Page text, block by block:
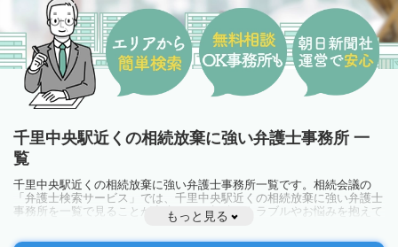
千里中央駅近くの相続放棄に強い弁護士事務所 一
覧
千里中央駅近くの相続放棄に強い弁護士事務所一覧です。相続会議の
「弁護士検索サービス」では、千里中央駅近くの相続放棄に強い弁護士
事務所を一覧で見ることが出来ます。相続のトラブルやお悩みを抱えて
いる方は一度近隣の弁護士に相談してみましょう。
もっと見る